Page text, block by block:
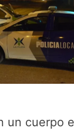
un cuerpo